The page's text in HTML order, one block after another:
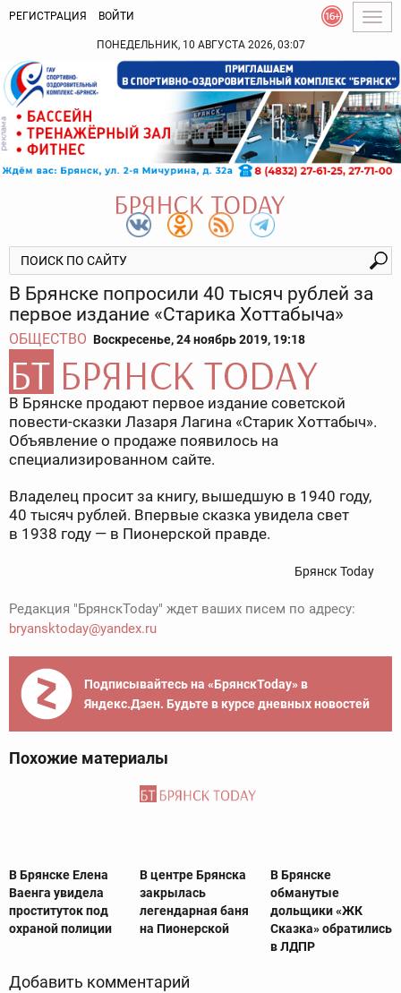
РЕГИСТРАЦИЯ ВОЙТИ
ПОНЕДЕЛЬНИК, 10 АВГУСТА 2026, 03:07
В Брянске попросили 40 тысяч рублей за
первое издание «Старика Хоттабыча»
ОБЩЕСТВО Воскресенье, 24 ноябрь 2019, 19:18
В Брянске продают первое издание советской
повести-сказки Лазаря Лагина «Старик Хоттабыч».
Объявление о продаже появилось на
специализированном сайте.
Владелец просит за книгу, вышедшую в 1940 году,
40 тысяч рублей. Впервые сказка увидела свет
в 1938 году — в Пионерской правде.
Брянск Today
Редакция "БрянскToday" ждет ваших писем по адресу:
bryansktoday@yandex.ru
Подписывайтесь на «БрянскToday» в
Яндекс.Дзен. Будьте в курсе дневных новостей
Похожие материалы
В Брянске Елена
Ваенга увидела
проституток под
охраной полиции
В центре Брянска
закрылась
легендарная баня
на Пионерской
В Брянске
обманутые
дольщики «ЖК
Сказка» обратились
в ЛДПР
Добавить комментарий